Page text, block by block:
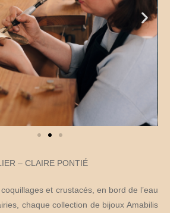
– CLAIRE PONTIÉ
et crustacés, en bord de l’eau
chaque collection de bijoux Amabilis